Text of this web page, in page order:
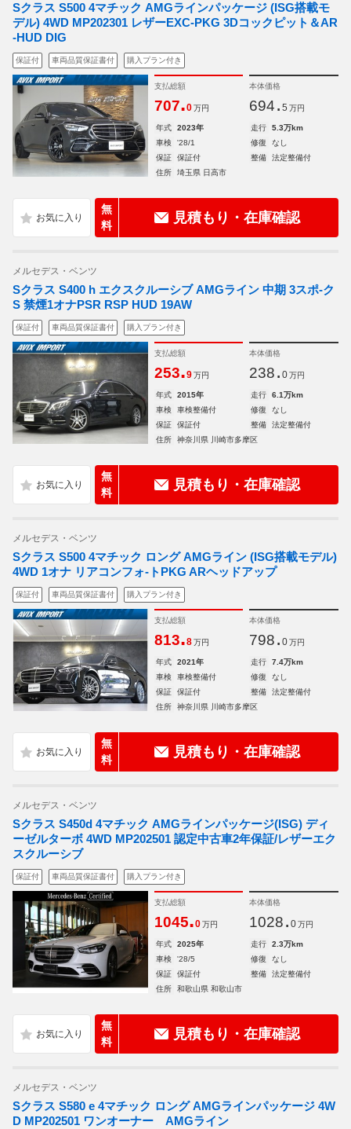
Sクラス S500 4マチック AMGラインパッケージ (ISG搭載モ
デル) 4WD MP202301 レザーEXC-PKG 3Dコックピット＆AR
-HUD DIG
保証付 車両品質保証書付 購入プラン付き
支払総額
707.0 万円
本体価格
694. 5 万円
年式 2023年 走行
5.3万km
車検
'28/1 修復
なし
保証
保証付 整備
法定整備付
住所
埼玉県 日高市
無
料
見積もり・在庫確認
メルセデス・ベンツ
Sクラス S400 h エクスクルーシブ AMGライン 中期 3スポ-ク
S 禁煙1オナPSR RSP HUD 19AW
保証付 車両品質保証書付 購入プラン付き
支払総額
253.9 万円
本体価格
238. 0 万円
年式 2015年 走行
6.1万km
車検
車検整備付 修復
なし
保証
保証付 整備
法定整備付
住所
神奈川県 川崎市多摩区
無
料
見積もり・在庫確認
メルセデス・ベンツ
Sクラス S500 4マチック ロング AMGライン (ISG搭載モデル)
4WD 1オナ リアコンフォ-トPKG ARヘッドアップ
保証付 車両品質保証書付 購入プラン付き
支払総額
813.8 万円
本体価格
798. 0 万円
年式 2021年 走行
7.4万km
車検
車検整備付 修復
なし
保証
保証付 整備
法定整備付
住所
神奈川県 川崎市多摩区
無
料
見積もり・在庫確認
メルセデス・ベンツ
Sクラス S450d 4マチック AMGラインパッケージ(ISG) ディ
ーゼルターボ 4WD MP202501 認定中古車2年保証/レザーエク
スクルーシブ
保証付 車両品質保証書付 購入プラン付き
支払総額
1045.0 万円
本体価格
1028. 0 万円
年式 2025年 走行
2.3万km
車検
'28/5 修復
なし
保証
保証付 整備
法定整備付
住所
和歌山県 和歌山市
無
料
見積もり・在庫確認
メルセデス・ベンツ
Sクラス S580 e 4マチック ロング AMGラインパッケージ 4W
D MP202501 ワンオーナー AMGライン